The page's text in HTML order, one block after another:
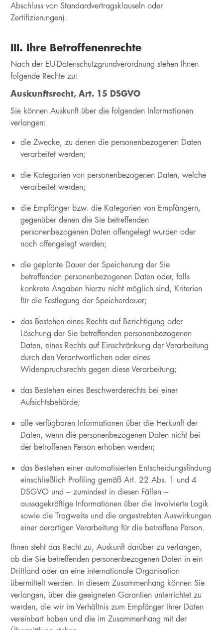
Abschluss von Standardvertragsklauseln oder
Zertifizierungen).
III. Ihre Betroffenenrechte
Nach der EU-Datenschutzgrundverordnung stehen Ihnen
folgende Rechte zu:
Auskunftsrecht, Art. 15 DSGVO
Sie können Auskunft über die folgenden Informationen
verlangen:
die Zwecke, zu denen die personenbezogenen Daten
verarbeitet werden;
die Kategorien von personenbezogenen Daten, welche
verarbeitet werden;
die Empfänger bzw. die Kategorien von Empfängern,
gegenüber denen die Sie betreffenden
personenbezogenen Daten offengelegt wurden oder
noch offengelegt werden;
die geplante Dauer der Speicherung der Sie
betreffenden personenbezogenen Daten oder, falls
konkrete Angaben hierzu nicht möglich sind, Kriterien
für die Festlegung der Speicherdauer;
das Bestehen eines Rechts auf Berichtigung oder
Löschung der Sie betreffenden personenbezogenen
Daten, eines Rechts auf Einschränkung der Verarbeitung
durch den Verantwortlichen oder eines
Widerspruchsrechts gegen diese Verarbeitung;
das Bestehen eines Beschwerderechts bei einer
Aufsichtsbehörde;
alle verfügbaren Informationen über die Herkunft der
Daten, wenn die personenbezogenen Daten nicht bei
der betroffenen Person erhoben werden;
das Bestehen einer automatisierten Entscheidungsfindung
einschließlich Profiling gemäß Art. 22 Abs. 1 und 4
DSGVO und – zumindest in diesen Fällen –
aussagekräftige Informationen über die involvierte Logik
sowie die Tragweite und die angestrebten Auswirkungen
einer derartigen Verarbeitung für die betroffene Person.
Ihnen steht das Recht zu, Auskunft darüber zu verlangen,
ob die Sie betreffenden personenbezogenen Daten in ein
Drittland oder an eine internationale Organisation
übermittelt werden. In diesem Zusammenhang können Sie
verlangen, über die geeigneten Garantien unterrichtet zu
werden, die wir im Verhältnis zum Empfänger Ihrer Daten
vereinbart haben und die im Zusammenhang mit der